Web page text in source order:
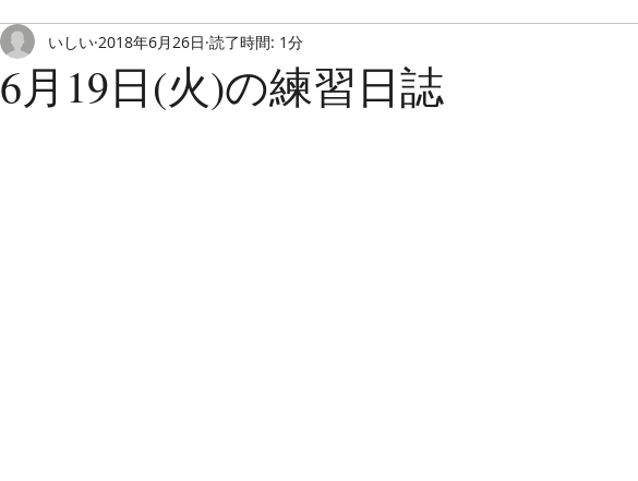
興味 合唱への想い 趣味 対新型コロナ
6月19日(火)の練習日誌
いしい 2018年6月26日 読了時間: 1分